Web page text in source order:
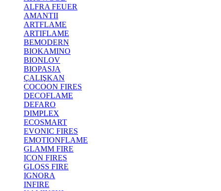
ALFRA FEUER
AMANTII
ARTFLAME
ARTIFLAME
BEMODERN
BIOKAMINO
BIONLOV
BIOPASJA
ÇALIŞKAN
COCOON FIRES
DECOFLAME
DEFARO
DIMPLEX
ECOSMART
EVONIC FIRES
EMOTIONFLAME
GLAMM FIRE
ICON FIRES
GLOSS FIRE
IGNORA
INFIRE